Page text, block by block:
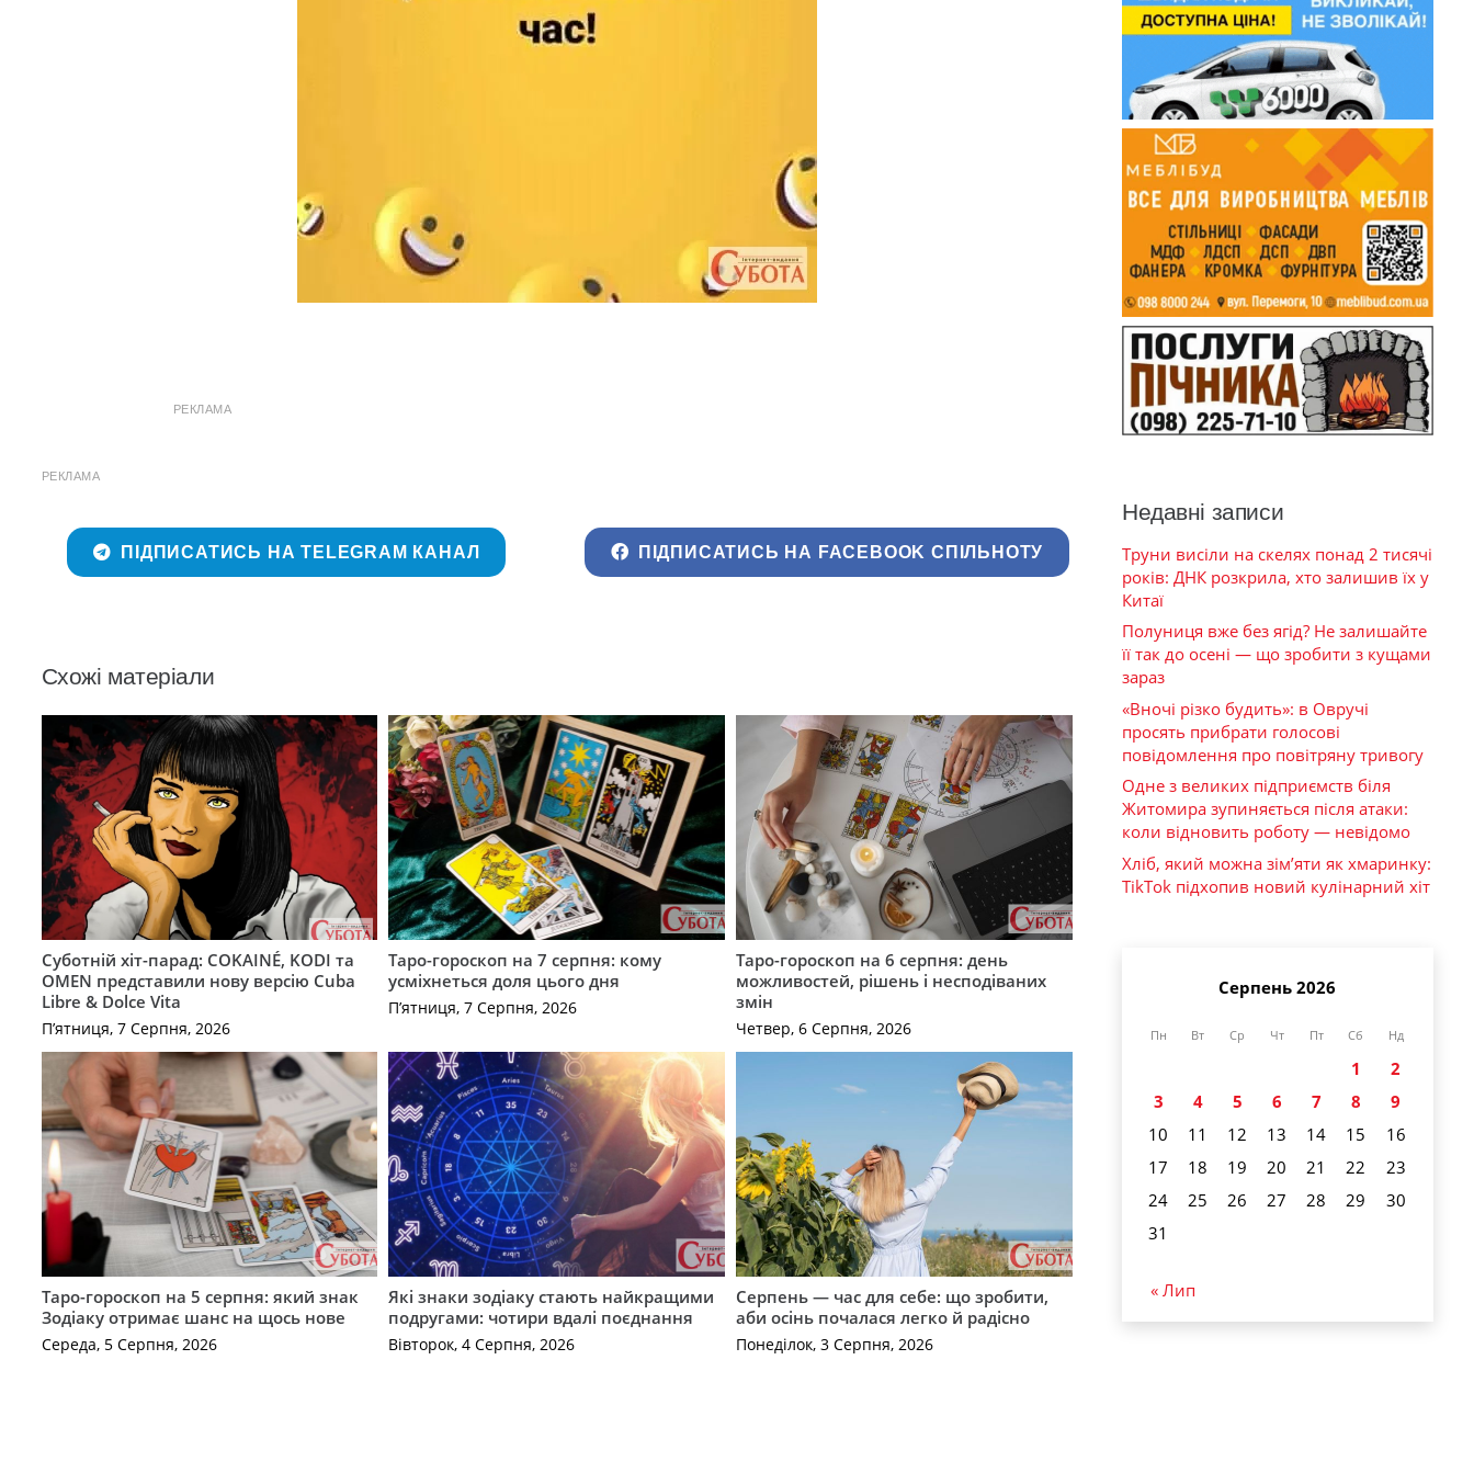
РЕКЛАМА
РЕКЛАМА
ПІДПИСАТИСЬ НА TELEGRAM КАНАЛ ПІДПИСАТИСЬ НА FACEBOOK СПІЛЬНОТУ
Схожі матеріали
Суботній хіт-парад: COKAINÉ, KODI та
OMEN представили нову версію Cuba
Libre & Dolce Vita
П’ятниця, 7 Серпня, 2026
Таро-гороскоп на 7 серпня: кому
усміхнеться доля цього дня
П’ятниця, 7 Серпня, 2026
Таро-гороскоп на 6 серпня: день
можливостей, рішень і несподіваних
змін
Четвер, 6 Серпня, 2026
Таро-гороскоп на 5 серпня: який знак
Зодіаку отримає шанс на щось нове
Середа, 5 Серпня, 2026
Які знаки зодіаку стають найкращими
подругами: чотири вдалі поєднання
Вівторок, 4 Серпня, 2026
Серпень — час для себе: що зробити,
аби осінь почалася легко й радісно
Понеділок, 3 Серпня, 2026
Недавні записи
Труни висіли на скелях понад 2 тисячі
років: ДНК розкрила, хто залишив їх у
Китаї
Полуниця вже без ягід? Не залишайте
її так до осені — що зробити з кущами
зараз
«Вночі різко будить»: в Овручі
просять прибрати голосові
повідомлення про повітряну тривогу
Одне з великих підприємств біля
Житомира зупиняється після атаки:
коли відновить роботу — невідомо
Хліб, який можна зім’яти як хмаринку:
TikTok підхопив новий кулінарний хіт
Серпень 2026
Пн Вт Ср Чт Пт Сб Нд
1
2
3
4 5 6 7 8
9
10
11 12 13 14 15
16
17
18 19 20 21 22
23
24
25 26 27 28 29
30
31
« Лип